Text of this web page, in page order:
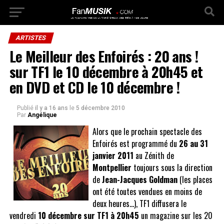
ARTISTES
Le Meilleur des Enfoirés : 20 ans !
sur TF1 le 10 décembre à 20h45 et
en DVD et CD le 10 décembre !
Publié il y a 16 ans le 5 décembre 2010
Par Angélique
Alors que le prochain spectacle des
Enfoirés est programmé du 26 au 31
janvier 2011 au Zénith de
Montpellier toujours sous la direction
deJean-Jacques Goldman(les places
ont été toutes vendues en moins de
deux heures…), TF1 diffusera le
vendredi 10 décembre sur TF1 à 20h45 un magazine sur les 20